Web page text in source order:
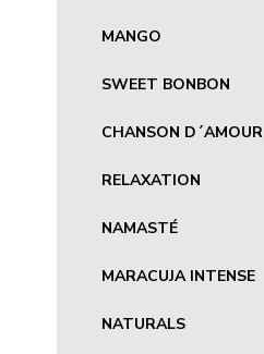
MANGO
SWEET BONBON
CHANSON D´AMOUR
RELAXATION
NAMASTÉ
MARACUJA INTENSE
NATURALS